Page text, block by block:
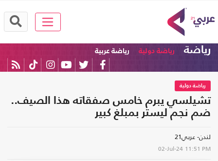
رياضة رياضة دولية رياضة عربية
رياضة دولية
تشيلسي يبرم خامس صفقاته هذا الصيف..
ضم نجم ليستر بمبلغ كبير
لندن- عربي21
02-Jul-24 11:51 PM